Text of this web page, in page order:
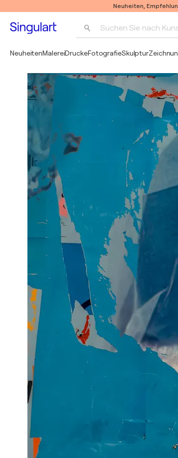
Neuheiten,
Suchen Sie nach
NeuheitenMalereiDruckeFotografieSkulptur